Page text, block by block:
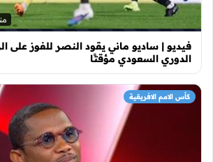
منذ
فيديو | ساديو ماني يقود النصر للفوز على
الدوري السعودي مؤقتًا
كأس الامم الافريقية